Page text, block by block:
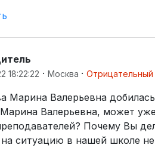
18:22:22 · Москва · Отрицательный
Марина Валерьевна
Марина Валерьевна, может
Почему Вы
ситуацию в нашей школе